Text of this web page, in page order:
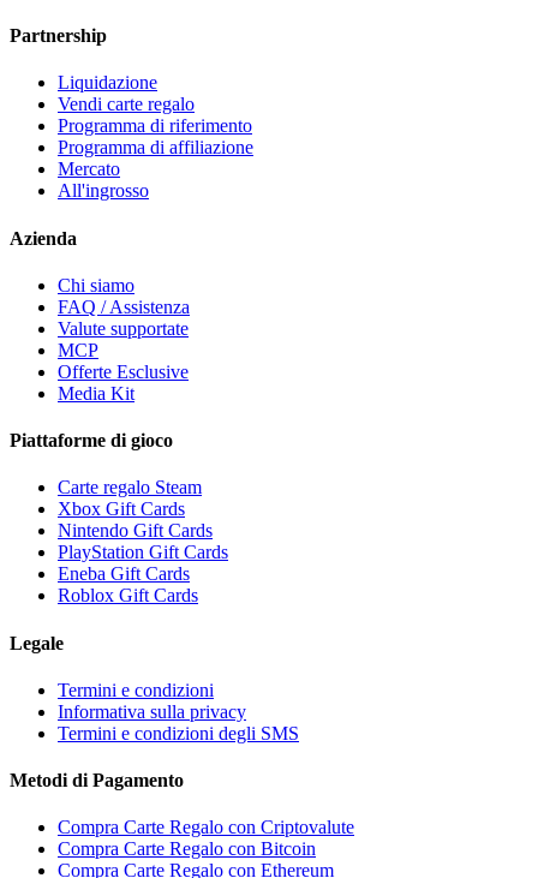
Partnership
Liquidazione
Vendi carte regalo
Programma di riferimento
Programma di affiliazione
Mercato
All'ingrosso
Azienda
Chi siamo
FAQ / Assistenza
Valute supportate
MCP
Offerte Esclusive
Media Kit
Piattaforme di gioco
Carte regalo Steam
Xbox Gift Cards
Nintendo Gift Cards
PlayStation Gift Cards
Eneba Gift Cards
Roblox Gift Cards
Legale
Termini e condizioni
Informativa sulla privacy
Termini e condizioni degli SMS
Metodi di Pagamento
Compra Carte Regalo con Criptovalute
Compra Carte Regalo con Bitcoin
Compra Carte Regalo con Ethereum